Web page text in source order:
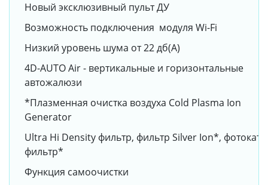
Новый эксклюзивный пульт ДУ
Возможность подключения модуля Wi-Fi
Низкий уровень шума от 22 дб(А)
4D-AUTO Air - вертикальные и горизонтальные
автожалюзи
*Плазменная очистка воздуха Cold Plasma Ion
Generator
Ultra Hi Density фильтр, фильтр Silver Ion*,
фильтр*
Функция самоочистки